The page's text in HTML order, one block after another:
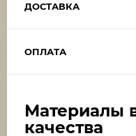
ДОСТАВКА
ОПЛАТА
Материалы
качества